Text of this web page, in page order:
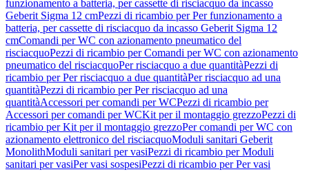
funzionamento a batteria, per cassette di risciacquo da incasso
Geberit Sigma 12 cmPezzi di ricambio per Per funzionamento a
batteria, per cassette di risciacquo da incasso Geberit Sigma 12
cmComandi per WC con azionamento pneumatico del
risciacquoPezzi di ricambio per Comandi per WC con azionamento
pneumatico del risciacquoPer risciacquo a due quantitàPezzi di
ricambio per Per risciacquo a due quantitàPer risciacquo ad una
quantitàPezzi di ricambio per Per risciacquo ad una
quantitàAccessori per comandi per WCPezzi di ricambio per
Accessori per comandi per WCKit per il montaggio grezzoPezzi di
ricambio per Kit per il montaggio grezzoPer comandi per WC con
azionamento elettronico del risciacquoModuli sanitari Geberit
MonolithModuli sanitari per vasiPezzi di ricambio per Moduli
sanitari per vasiPer vasi sospesiPezzi di ricambio per Per vasi